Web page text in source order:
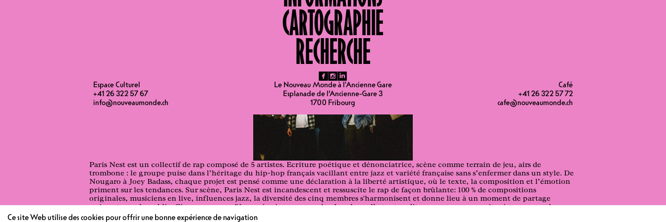
CARTOGRAPHIE
RECHERCHE
fb ig li
Espace Culturel
+41 26 322 57 67
info@nouveaumonde.ch
Le Nouveau Monde à l'Ancienne Gare
Esplanade de l’Ancienne-Gare 3
1700 Fribourg
Café
+41 26 322 57 72
cafe@nouveaumonde.ch
Hip-Hop
Paris Nest est un collectif de rap composé de 5 artistes. Ecriture poétique et dénonciatrice, scène comme terrain de jeu, airs de
trombone : le groupe puise dans l’héritage du hip-hop français vacillant entre jazz et variété française sans s’enfermer dans un style. De
Nougaro à Joey Badass, chaque projet est pensé comme une déclaration à la liberté artistique, où le texte, la composition et l’émotion
priment sur les tendances. Sur scène, Paris Nest est incandescent et ressuscite le rap de façon brûlante: 100 % de compositions
originales, musiciens en live, influences jazz, la diversité des cinq membres s'harmonisent et donne lieu à un moment de partage
puissant avec le public. Cinq morceaux d'âmes réunis en une seule, dans laquelle tout auditeur peut se reconnaitre à travers un des
membres et sa force. Le collectif avance avec la volonté de partager et apporter sa pierre à l'édifice de la culture hip-hop, qui continue
Ce site Web utilise des cookies pour offrir une bonne expérience de navigation